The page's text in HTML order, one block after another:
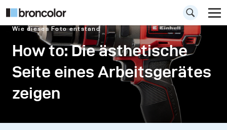
Wie dieses Foto entstand
How to: Die ästhetische
Seite eines Arbeitsgerätes
zeigen